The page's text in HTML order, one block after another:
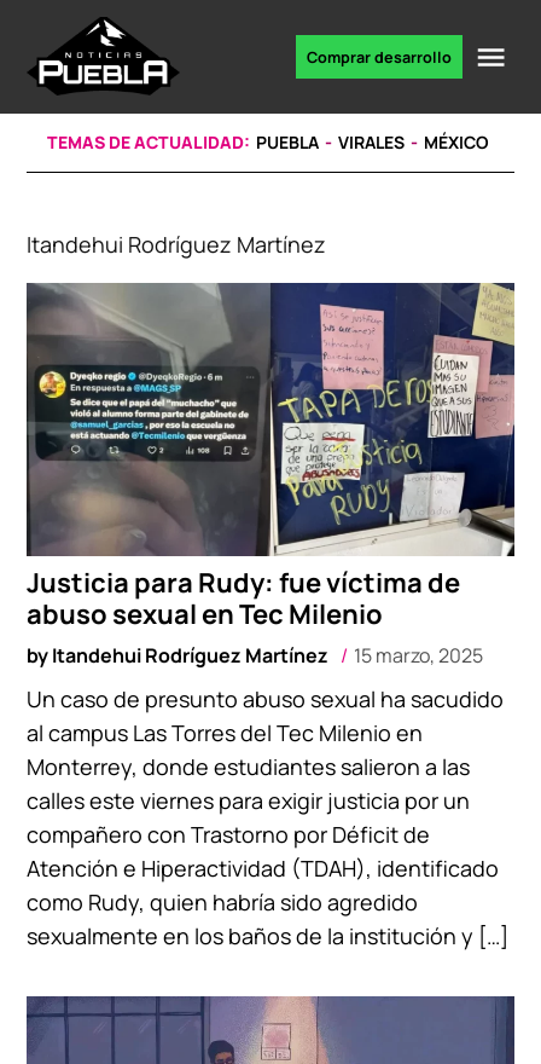
content
noticias
Comprar desarrollo
TEMAS DE ACTUALIDAD: PUEBLA VIRALES MÉXICO
Itandehui Rodríguez Martínez
Justicia para Rudy: fue víctima de
abuso sexual en Tec Milenio
byItandehui Rodríguez Martínez 15 marzo, 2025
Un caso de presunto abuso sexual ha sacudido
al campus Las Torres del Tec Milenio en
Monterrey, donde estudiantes salieron a las
calles este viernes para exigir justicia por un
compañero con Trastorno por Déficit de
Atención e Hiperactividad (TDAH), identificado
como Rudy, quien habría sido agredido
sexualmente en los baños de la institución y […]